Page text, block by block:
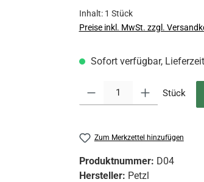
Inhalt: 1 Stück
Preise inkl. MwSt. zzgl.
Sofort verfügbar,
Produkt Anzahl: Gib den
Stück
Zum Merkzettel hinzufügen
Produktnummer: D04
Hersteller: Petzl